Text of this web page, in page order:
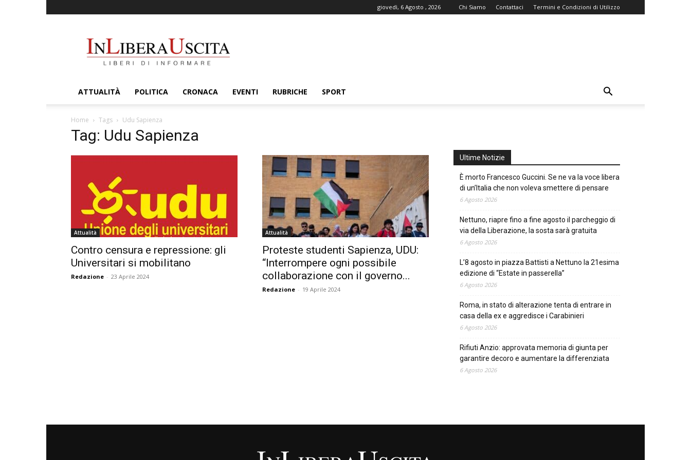
giovedì, 6 Agosto , 2026 Chi Siamo Contattaci Termini e Condizioni di Utilizzo
ATTUALITÀ POLITICA CRONACA EVENTI RUBRICHE SPORT
Home Tags Udu Sapienza
Tag: Udu Sapienza
Attualità
Contro censura e repressione: gli
Universitari si mobilitano
Redazione - 23 Aprile 2024
Attualità
Proteste studenti Sapienza, UDU:
“Interrompere ogni possibile
collaborazione con il governo...
Redazione - 19 Aprile 2024
Ultime Notizie
È morto Francesco Guccini. Se ne va la voce libera
di un’Italia che non voleva smettere di pensare
6 Agosto 2026
Nettuno, riapre fino a fine agosto il parcheggio di
via della Liberazione, la sosta sarà gratuita
6 Agosto 2026
L’8 agosto in piazza Battisti a Nettuno la 21esima
edizione di “Estate in passerella”
6 Agosto 2026
Roma, in stato di alterazione tenta di entrare in
casa della ex e aggredisce i Carabinieri
6 Agosto 2026
Rifiuti Anzio: approvata memoria di giunta per
garantire decoro e aumentare la differenziata
6 Agosto 2026